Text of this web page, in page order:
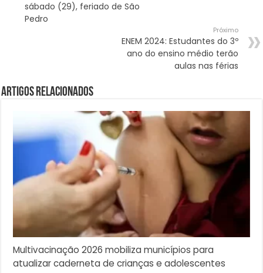
sábado (29), feriado de São
Pedro
Próximo
ENEM 2024: Estudantes do 3º
ano do ensino médio terão
aulas nas férias
Artigos Relacionados
Multivacinação 2026 mobiliza municípios para
atualizar caderneta de crianças e adolescentes